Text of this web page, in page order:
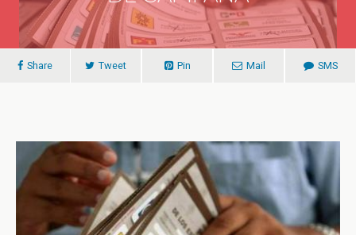
Share Tweet Pin Mail SMS